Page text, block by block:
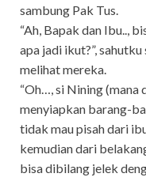
sambung Pak Tus.
“Ah, Bapak dan Ibu..,
apa jadi ikut?”,
melihat mereka.
“Oh…, si Nining (mana
menyiapkan barang-
tidak mau pisah dari
kemudian dari
bisa dibilang jelek